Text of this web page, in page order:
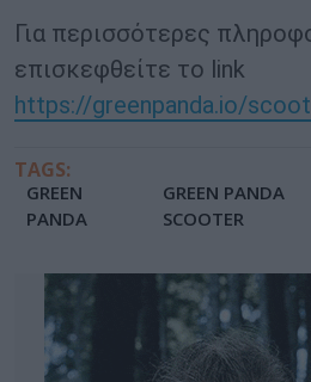
Για περισσότερες
επισκεφθείτε το link
https://greenpanda.io/
TAGS:
GREEN
PANDA
GREEN PANDA
SCOOTER